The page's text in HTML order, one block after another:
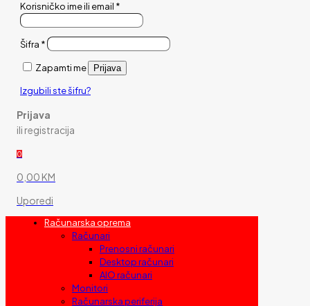
Korisničko ime ili email *
Šifra *
Zapamti me Prijava
Izgubili ste šifru?
Prijava
ili registracija
0
0,00 KM
Uporedi
Računarska oprema
Računari
Prenosni računari
Desktop računari
AIO računari
Monitori
Računarska periferija